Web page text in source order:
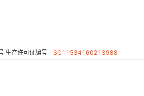
生产许可证编号 SC11534160213988